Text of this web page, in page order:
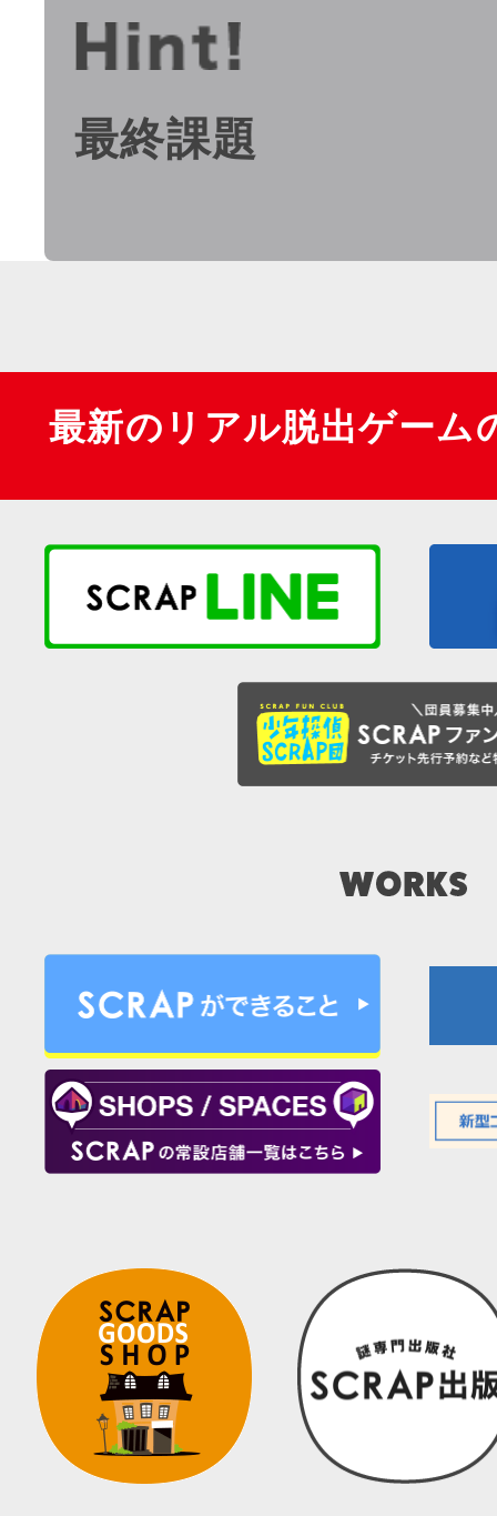
最終課題
最新のリアル脱出ゲーム